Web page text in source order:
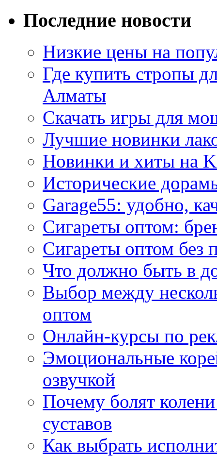
Последние новости
Низкие цены на
Где купить стропы
Алматы
Скачать игры для
Лучшие новинки
Новинки и хиты на
Исторические
Garage55: удобно,
Сигареты оптом:
Сигареты оптом без
Что должно быть в
Выбор между
оптом
Онлайн-курсы по
Эмоциональные
озвучкой
Почему болят
суставов
Как выбрать